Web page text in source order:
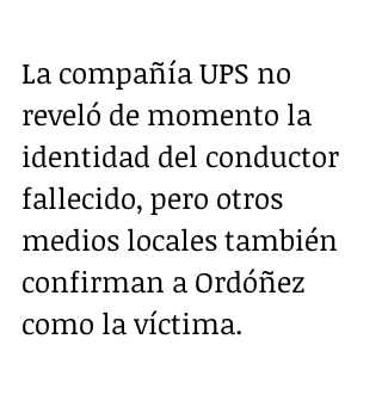
La compañía UPS no
reveló de momento la
identidad del conductor
fallecido, pero otros
medios locales también
confirman a Ordóñez
como la víctima.